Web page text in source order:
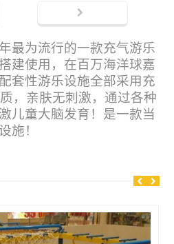
最为流行的一款充气游乐
建使用，在百万海洋球嘉
套性游乐设施全部采用充
，亲肤无刺激，通过各种
儿童大脑发育！是一款当
施！